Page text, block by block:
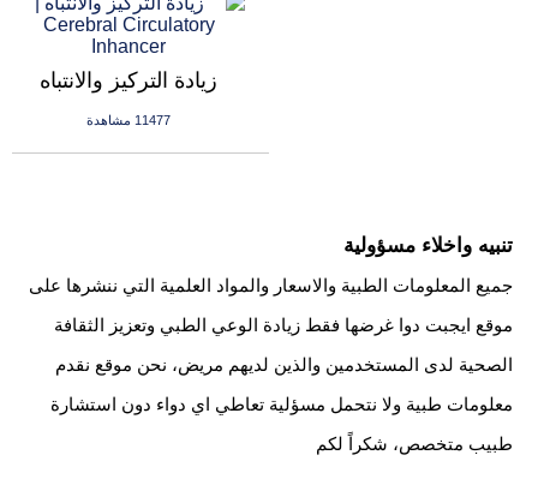
زيادة التركيز والانتباه
11477 مشاهدة
تنبيه واخلاء مسؤولية
جميع المعلومات الطبية والاسعار والمواد العلمية التي ننشرها على
موقع ايجبت دوا غرضها فقط زيادة الوعي الطبي وتعزيز الثقافة
الصحية لدى المستخدمين والذين لديهم مريض، نحن موقع نقدم
معلومات طبية ولا نتحمل مسؤلية تعاطي اي دواء دون استشارة
طبيب متخصص، شكراً لكم